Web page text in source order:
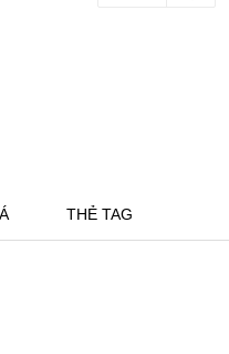
THẺ TAG